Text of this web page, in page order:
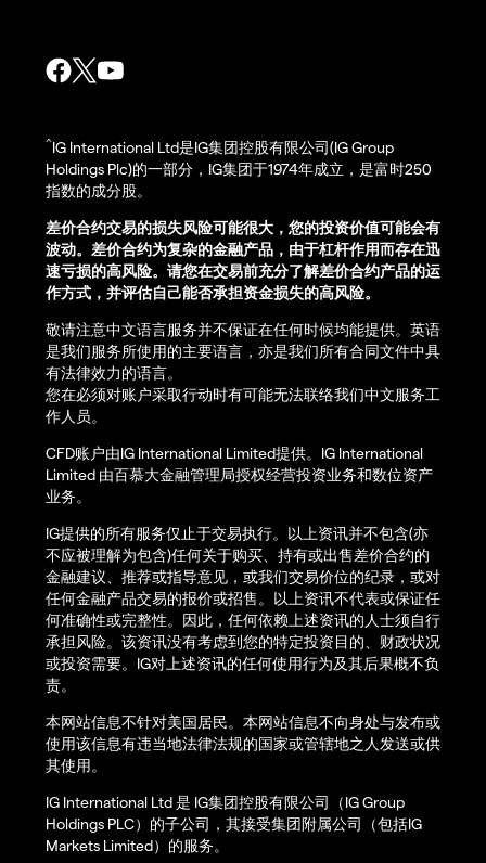
^IG International Ltd是IG集团控股有限公司(IG Group
Holdings Plc)的一部分，IG集团于1974年成立，是富时250
指数的成分股。
差价合约交易的损失风险可能很大，您的投资价值可能会有
波动。差价合约为复杂的金融产品，由于杠杆作用而存在迅
速亏损的高风险。请您在交易前充分了解差价合约产品的运
作方式，并评估自己能否承担资金损失的高风险。
敬请注意中文语言服务并不保证在任何时候均能提供。英语
是我们服务所使用的主要语言，亦是我们所有合同文件中具
有法律效力的语言。
您在必须对账户采取行动时有可能无法联络我们中文服务工
作人员。
CFD账户由IG International Limited提供。IG International
Limited 由百慕大金融管理局授权经营投资业务和数位资产
业务。
IG提供的所有服务仅止于交易执行。以上资讯并不包含(亦
不应被理解为包含)任何关于购买、持有或出售差价合约的
金融建议、推荐或指导意见，或我们交易价位的纪录，或对
任何金融产品交易的报价或招售。以上资讯不代表或保证任
何准确性或完整性。因此，任何依赖上述资讯的人士须自行
承担风险。该资讯没有考虑到您的特定投资目的、财政状况
或投资需要。IG对上述资讯的任何使用行为及其后果概不负
责。
本网站信息不针对美国居民。本网站信息不向身处与发布或
使用该信息有违当地法律法规的国家或管辖地之人发送或供
其使用。
IG International Ltd 是 IG集团控股有限公司（IG Group
Holdings PLC）的子公司，其接受集团附属公司（包括IG
Markets Limited）的服务。